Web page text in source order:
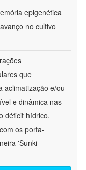
epigenética
no cultivo
que
aclimatização e/ou
e dinâmica nas
déficit hídrico.
os porta-
'Sunki